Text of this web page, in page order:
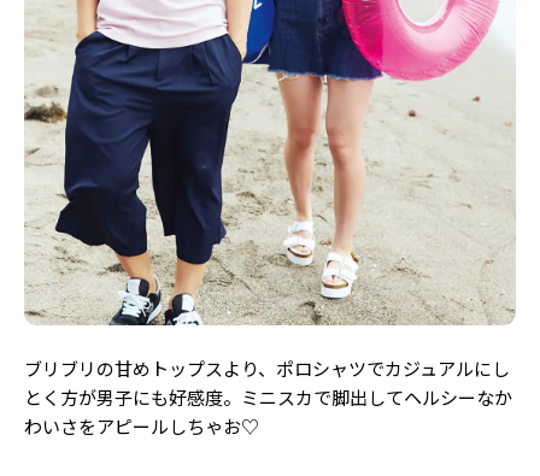
ST member
新規会員登録・ログイン
ブリブリの甘めトップスより、ポロシャツでカジュアルにし
とく方が男子にも好感度。ミニスカで脚出してヘルシーなか
わいさをアピールしちゃお♡